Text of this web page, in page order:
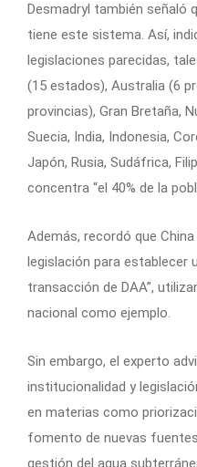
Desmadryl también señaló
tiene este sistema. Así,
legislaciones parecidas,
(15 estados), Australia (6
provincias), Gran Bretaña,
Suecia, India, Indonesia,
Japón, Rusia, Sudáfrica,
concentra “el 40% de la
Además, recordó que
legislación para establecer
transacción de DAA”,
nacional como ejemplo.
Sin embargo, el experto
institucionalidad y
en materias como
fomento de nuevas
gestión del agua